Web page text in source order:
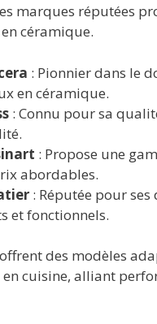
marques réputées
céramique.
: Pionnier dans le
en céramique.
: Connu pour sa
: Propose une
abordables.
: Réputée pour ses
et fonctionnels.
des modèles
en cuisine, alliant